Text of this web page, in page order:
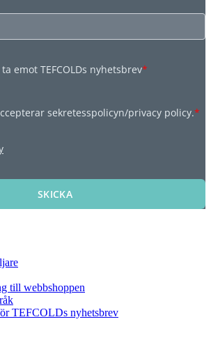
emot TEFCOLDs nyhetsbrev*
sekretesspolicyn/privacy policy.*
SKICKA
till webbshoppen
TEFCOLDs nyhetsbrev